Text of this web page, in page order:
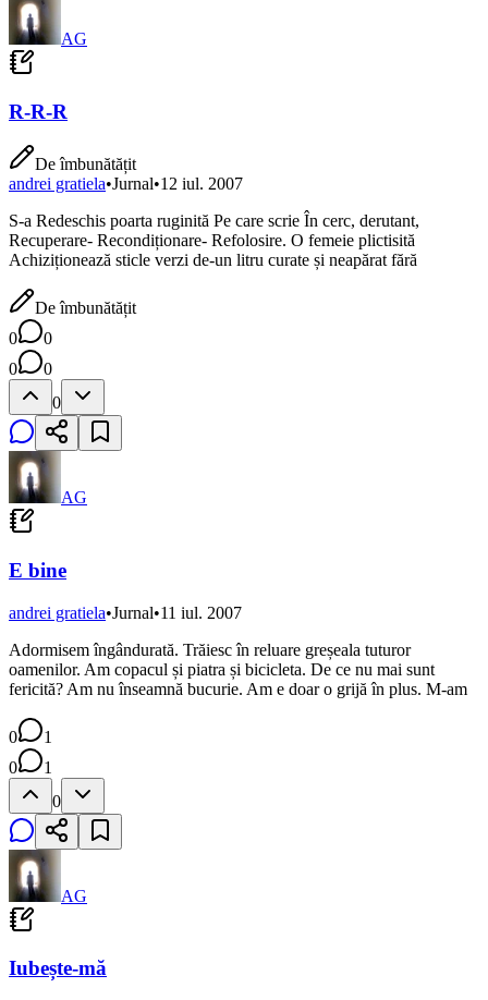
AG
R-R-R
De îmbunătățit
andrei gratiela•Jurnal•12 iul. 2007
S-a Redeschis poarta ruginită Pe care scrie În cerc, derutant,
Recuperare- Recondiționare- Refolosire. O femeie plictisită
Achiziționează sticle verzi de-un litru curate și neapărat fără
De îmbunătățit
0
0
0
0
0
AG
E bine
andrei gratiela•Jurnal•11 iul. 2007
Adormisem îngândurată. Trăiesc în reluare greșeala tuturor
oamenilor. Am copacul și piatra și bicicleta. De ce nu mai sunt
fericită? Am nu înseamnă bucurie. Am e doar o grijă în plus. M-am
0
1
0
1
0
AG
Iubește-mă